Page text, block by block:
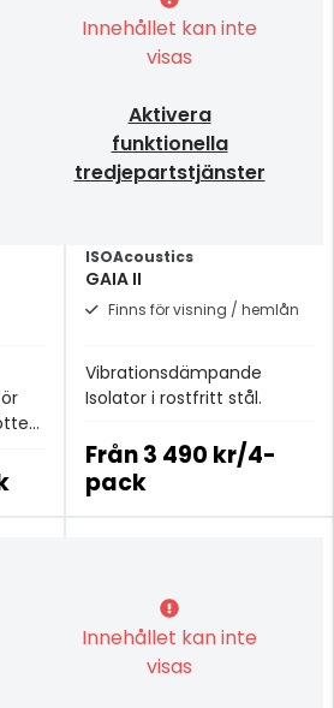
Innehållet kan inte
visas
Aktivera
funktionella
tredjepartstjänster
ISOAcoustics
GAIA II
Finns för visning / hemlån
Vibrationsdämpande
Isolator i rostfritt stål.
Från3 490 kr/4-
pack
Innehållet kan inte
visas